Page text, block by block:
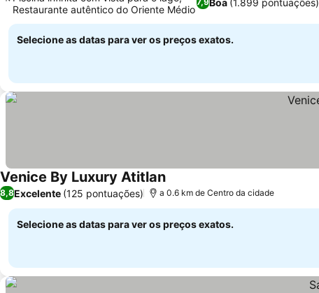
Restaurante autêntico do Oriente Médio
Selecione as datas para ver os preços exatos.
Venice By Luxury Atitlan
8,8Excelente (125 pontuações) a 0.6 km de Centro da cidade
Selecione as datas para ver os preços exatos.